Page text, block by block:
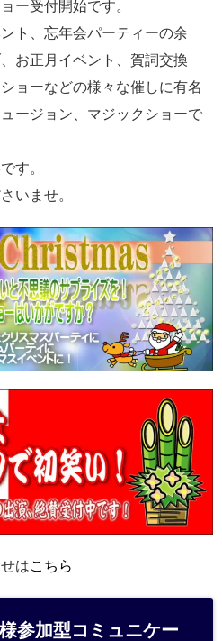
ー受付開始です。
ト、忘年会パーティーの余
お正月イベント、賀詞交換
ョーなどの様々な催しに有名
ージョン、マジックショーで
す。
いませ。
はこちら
参加型コミュニケー